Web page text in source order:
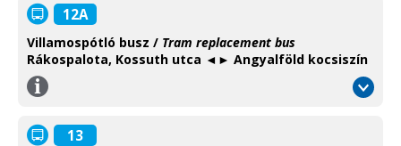
12A
Villamospótló busz / Tram replacement bus
Rákospalota, Kossuth utca ◄► Angyalföld kocsiszín
Információ
Information
13